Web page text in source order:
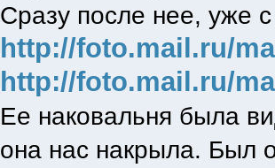
Сразу после нее, уже
http://foto.mail.ru/
http://foto.mail.ru/
Ее наковальня была
она нас накрыла. Был